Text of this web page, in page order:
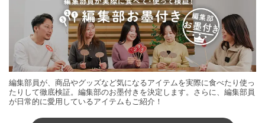
編集部員が、商品やグッズなど気になるアイテムを実際に食べたり使っ
たりして徹底検証。編集部のお墨付きを決定します。さらに、編集部員
が日常的に愛用しているアイテムもご紹介！